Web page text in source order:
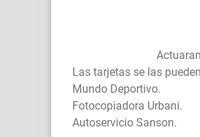
Actuaran,
Las tarjetas se las
Mundo Deportivo.
Fotocopiadora Urbani.
Autoservicio Sanson.